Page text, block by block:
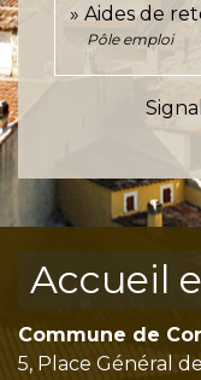
Aides de
Pôle emploi
Accueil
Commune de
5, Place Général